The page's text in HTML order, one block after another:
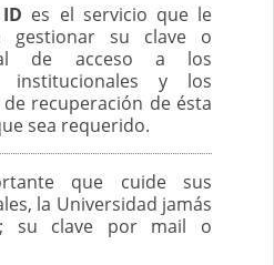
es el servicio que le
gestionar su clave o
de acceso a los
institucionales y los
recuperación de ésta
sea requerido.
que cuide sus
la Universidad jamás
su clave por mail o